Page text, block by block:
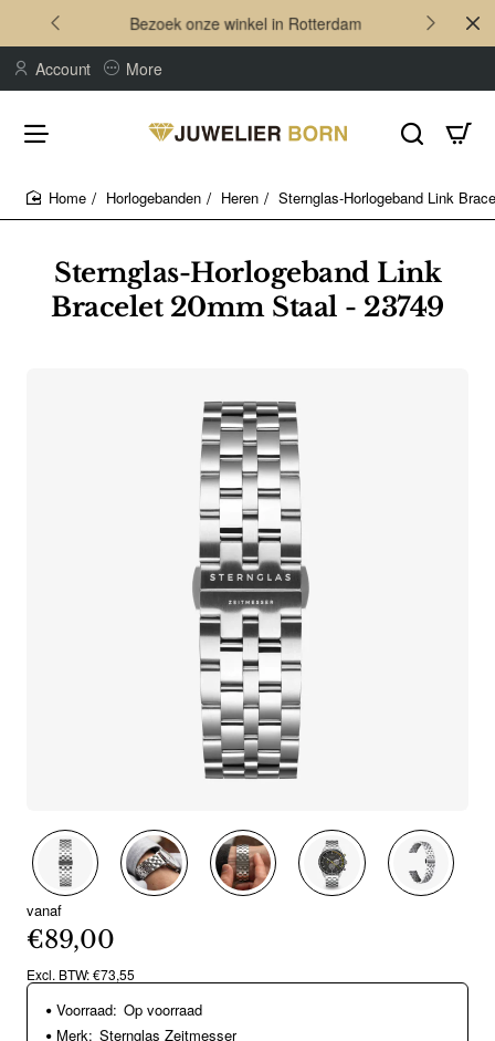
Bezoek onze winkel in Rotterdam
Account More
Sternglas-Horlogeband Link
Bracelet 20mm Staal - 23749
Horlogebanden Heren Sternglas-Horlogeband Link
Nieuw
vanaf
€89,00
Excl. BTW: €73,55
Voorraad: Op voorraad
Merk: Sternglas Zeitmesser